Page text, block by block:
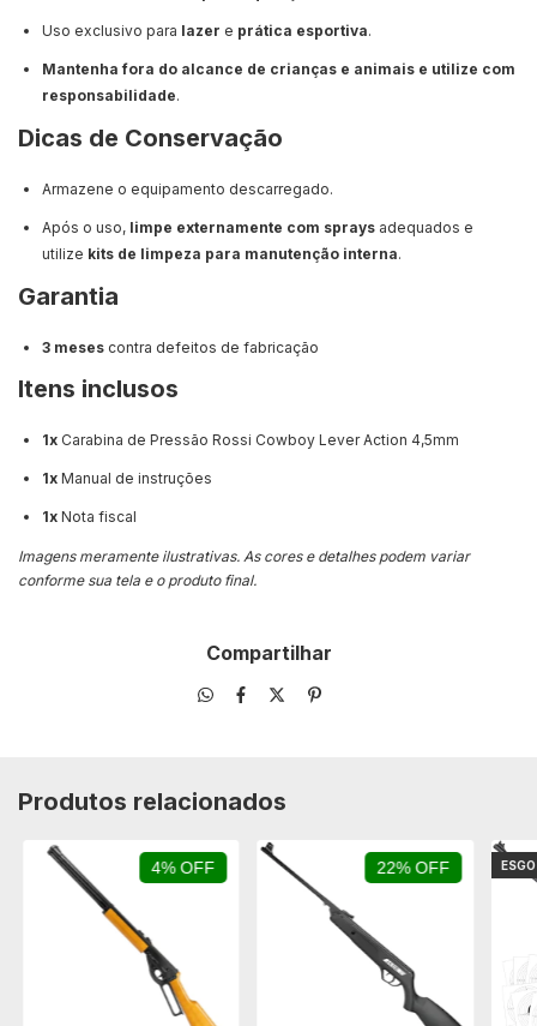
Uso exclusivo para lazer e prática esportiva.
Mantenha fora do alcance de crianças e animais e utilize com
responsabilidade.
Dicas de Conservação
Armazene o equipamento descarregado.
Após o uso, limpe externamente com sprays adequados e
utilize kits de limpeza para manutenção interna.
Garantia
3 meses contra defeitos de fabricação
Itens inclusos
1x Carabina de Pressão Rossi Cowboy Lever Action 4,5mm
1x Manual de instruções
1x Nota fiscal
Imagens meramente ilustrativas. As cores e detalhes podem variar
conforme sua tela e o produto final.
Compartilhar
Produtos relacionados
4% OFF 22% OFF